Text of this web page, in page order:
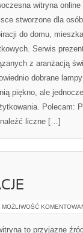
witryna
stworzone dla
do domu,
Serwis
z aranżacją
dobrane
piękno, ale
Polecam:
liczne […]
MOŻLIWOŚĆ
to przyjazne